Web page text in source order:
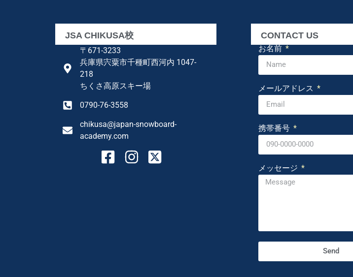
JSA CHIKUSA校
〒671-3233
兵庫県宍粟市千種町西河内 1047-
218
ちくさ高原スキー場
0790-76-3558
chikusa@japan-snowboard-
academy.com
CONTACT US
お名前
メールアドレス
携帯番号
メッセージ
Send